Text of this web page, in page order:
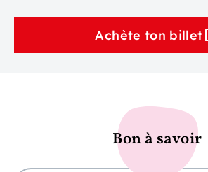
Achète ton billet
Bon à savoir